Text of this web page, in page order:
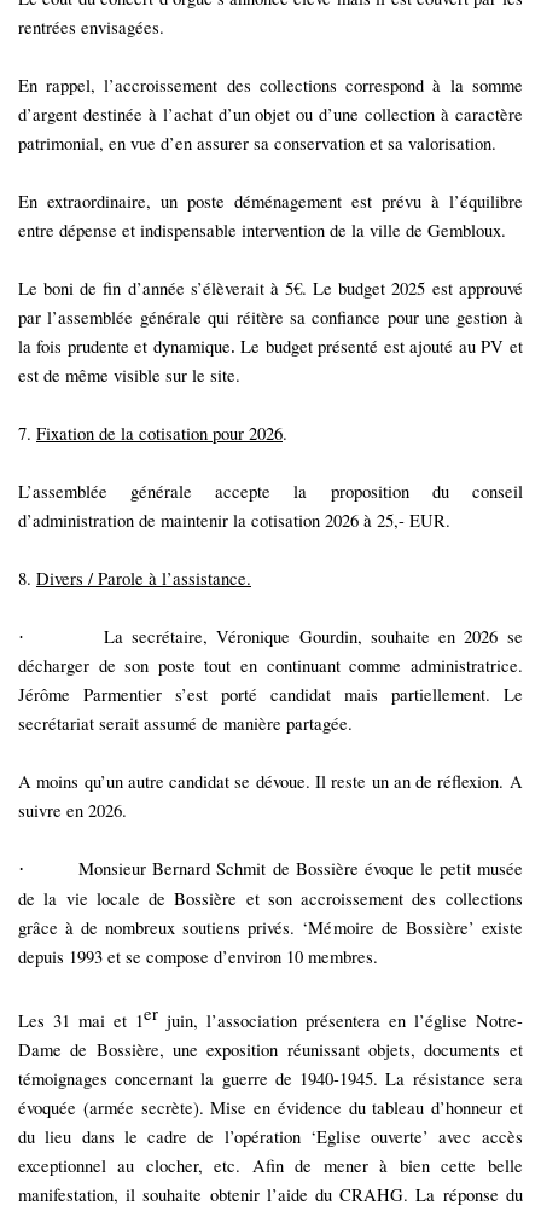
rentrées envisagées.
En rappel, l’accroissement des collections correspond à la somme
d’argent destinée à l’achat d’un objet ou d’une collection à caractère
patrimonial, en vue d’en assurer sa conservation et sa valorisation.
En extraordinaire, un poste déménagement est prévu à l’équilibre
entre dépense et indispensable intervention de la ville de Gembloux.
Le boni de fin d’année s’élèverait à 5€. Le budget 2025 est approuvé
par l’assemblée générale qui réitère sa confiance pour une gestion à
la fois prudente et dynamique.Le budget présenté est ajouté au PV et
est de même visible sur le site.
7. Fixation de la cotisation pour 2026.
L’assemblée générale accepte la proposition du conseil
d’administration de maintenir la cotisation 2026 à 25,- EUR.
8. Divers / Parole à l’assistance.
·
La secrétaire, Véronique Gourdin, souhaite en 2026 se
décharger de son poste tout en continuant comme administratrice.
Jérôme Parmentier s’est porté candidat mais partiellement. Le
secrétariat serait assumé de manière partagée.
A moins qu’un autre candidat se dévoue. Il reste un an de réflexion. A
suivre en 2026.
·
Monsieur Bernard Schmit de Bossière évoque le petit musée
de la vie locale de Bossière et son accroissement des collections
grâce à de nombreux soutiens privés. ‘Mémoire de Bossière’ existe
depuis 1993 et se compose d’environ 10 membres.
Les 31 mai et 1erjuin, l’association présentera en l’église Notre-
Dame de Bossière, une exposition réunissant objets, documents et
témoignages concernant la guerre de 1940-1945. La résistance sera
évoquée (armée secrète). Mise en évidence du tableau d’honneur et
du lieu dans le cadre de l’opération ‘Eglise ouverte’ avec accès
exceptionnel au clocher, etc. Afin de mener à bien cette belle
manifestation, il souhaite obtenir l’aide du CRAHG. La réponse du